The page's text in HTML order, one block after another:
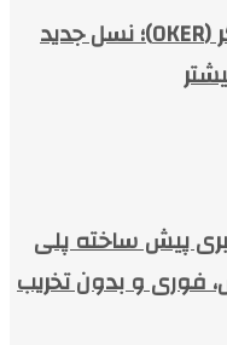
معرفی کرکره فولادی اوکر (OKER)؛ نسل جدید
پیش ساخته پلی
فوری و بدون تخریب